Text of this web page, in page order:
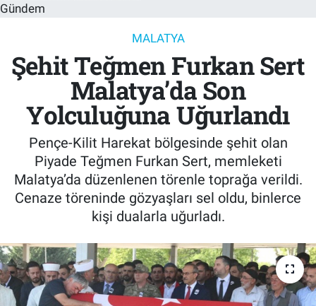
Gündem
MALATYA
Şehit Teğmen Furkan Sert
Malatya’da Son
Yolculuğuna Uğurlandı
Pençe-Kilit Harekat bölgesinde şehit olan
Piyade Teğmen Furkan Sert, memleketi
Malatya’da düzenlenen törenle toprağa verildi.
Cenaze töreninde gözyaşları sel oldu, binlerce
kişi dualarla uğurladı.